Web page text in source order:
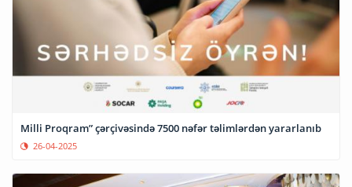
Milli Proqram” çərçivəsində 7500 nəfər təlimlərdən yararlanıb
26-04-2025